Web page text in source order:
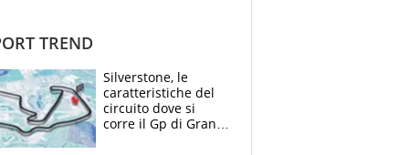
TREND
Silverstone, le
caratteristiche del
circuito dove si
corre il Gp di Gran